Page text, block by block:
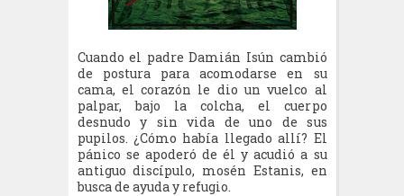
Cuando el padre Damián Isún cambió
de postura para acomodarse en su
cama, el corazón le dio un vuelco al
palpar, bajo la colcha, el cuerpo
desnudo y sin vida de uno de sus
pupilos. ¿Cómo había llegado allí? El
pánico se apoderó de él y acudió a su
antiguo discípulo, mosén Estanis, en
busca de ayuda y refugio.